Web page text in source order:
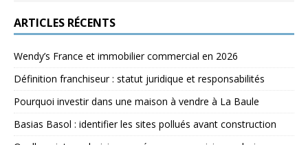
ARTICLES RÉCENTS
Wendy’s France et immobilier commercial en 2026
Définition franchiseur : statut juridique et responsabilités
Pourquoi investir dans une maison à vendre à La Baule
Basias Basol : identifier les sites pollués avant construction